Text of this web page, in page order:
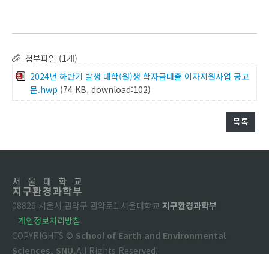
첨부파일 (1개)
2024년 하반기 발생 대학(원)생 학자금대출 이자지원사업 공고
문.hwp (74 KB, download:102)
목록
08826 서울시 관악구 관악로1 서울대학교 지구환경과학부
개인정보처리방침
COPYRIGHTS © School of Earth and Environmental
Sciences, SNU.All Rights Reserved.